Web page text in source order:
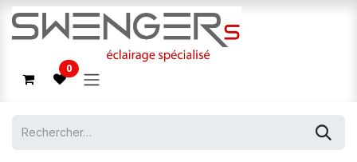
Se rendre au contenu
0